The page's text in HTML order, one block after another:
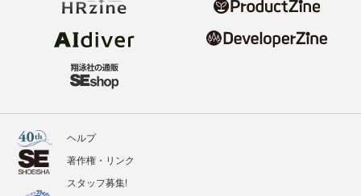
ヘルプ
著作権・リンク
スタッフ募集!